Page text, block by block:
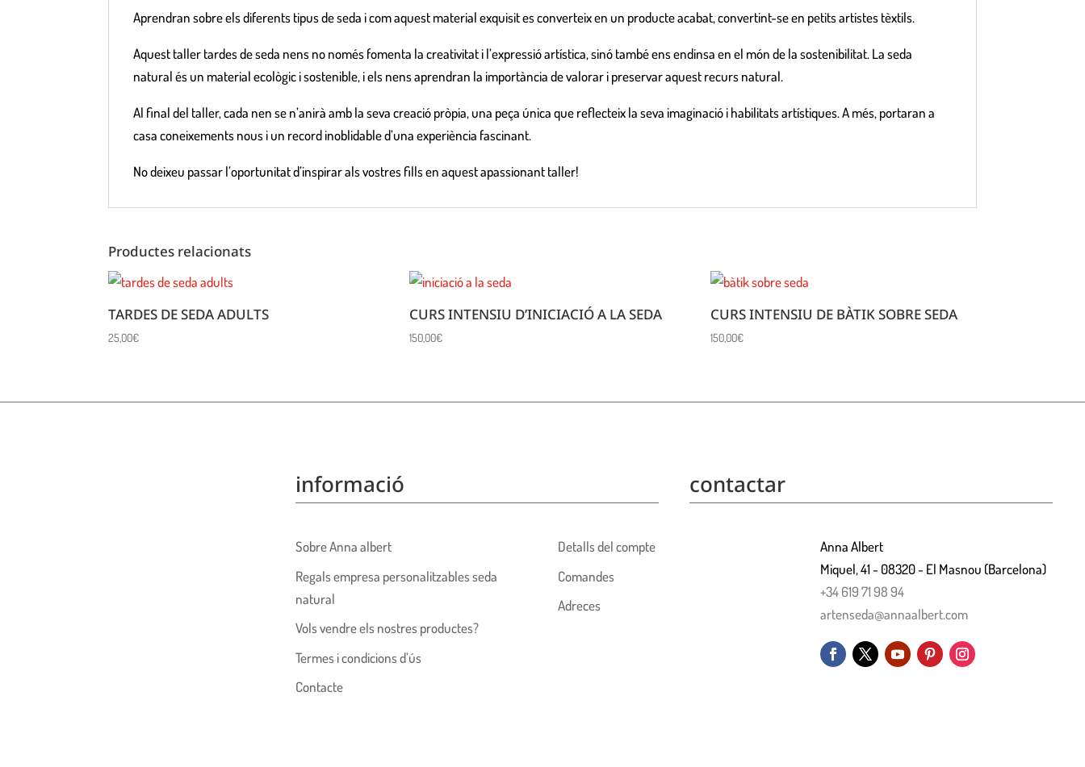
Aprendran sobre els diferents tipus de seda i com aquest material exquisit es converteix en un producte acabat, convertint-se en petits artistes tèxtils.
Aquest taller tardes de seda nens no només fomenta la creativitat i l’expressió artística, sinó també ens endinsa en el món de la sostenibilitat. La seda
natural és un material ecològic i sostenible, i els nens aprendran la importància de valorar i preservar aquest recurs natural.
Al final del taller, cada nen se n’anirà amb la seva creació pròpia, una peça única que reflecteix la seva imaginació i habilitats artístiques. A més, portaran a
casa coneixements nous i un record inoblidable d’una experiència fascinant.
No deixeu passar l’oportunitat d’inspirar als vostres fills en aquest apassionant taller!
Productes relacionats
TARDES DE SEDA ADULTS
25,00€
CURS INTENSIU D’INICIACIÓ A LA SEDA
150,00€
CURS INTENSIU DE BÀTIK SOBRE SEDA
150,00€
informació contactar
Sobre Anna albert
Regals empresa personalitzables seda
natural
Vols vendre els nostres productes?
Termes i condicions d’ús
Contacte
Detalls del compte
Comandes
Adreces
Anna Albert
Miquel, 41 - 08320 - El Masnou (Barcelona)
+34 619 71 98 94
artenseda@annaalbert.com